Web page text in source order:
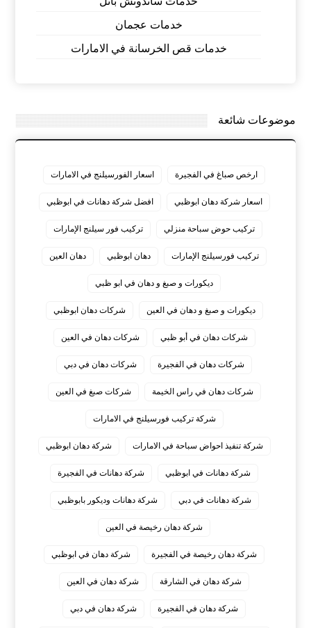
خدمات عجمان
خدمات قص الخرسانة في الامارات
موضوعات شائعة
ارخص صباغ في الفجيرة اسعار الفورسيلنج في الامارات
اسعار شركة دهان ابوظبي افضل شركة دهانات في ابوظبي
تركيب حوض سباحة منزلي تركيب فور سيلنج الإمارات
تركيب فورسيلنج الإمارات دهان ابوظبي دهان العين
ديكورات و صبغ و دهان في ابو ظبي
ديكورات و صبغ و دهان في العين شركات دهان ابوظبي
شركات دهان في أبو ظبي شركات دهان في العين
شركات دهان في الفجيرة شركات دهان في دبي
شركات دهان في راس الخيمة شركات صبغ في العين
شركة تركيب فورسيلنج في الامارات
شركة تنفيذ احواض سباحة في الامارات شركة دهان ابوظبي
شركة دهانات في ابوظبي شركة دهانات في الفجيرة
شركة دهانات في دبي شركة دهانات وديكور بابوظبي
شركة دهان رخيصة في العين
شركة دهان رخيصة في الفجيرة شركة دهان في ابوظبي
شركة دهان في الشارقة شركة دهان في العين
شركة دهان في الفجيرة شركة دهان في دبي